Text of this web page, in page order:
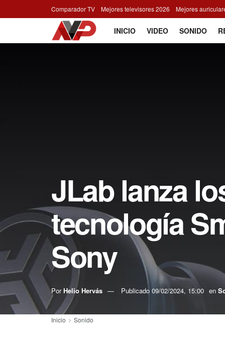
Comparador TV Mejores televisores 2026 Mejores
INICIO VIDEO SONIDO
JLab lanza
tecnología
Sony
Por Helio Hervás Publicado 09/02/2024, 15:00 en
Inicio Sonido